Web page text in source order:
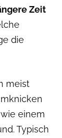
Zeit
die
meist
einem
Typisch